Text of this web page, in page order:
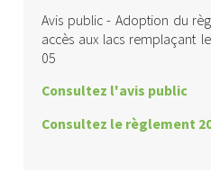
Avis public - Adoption du
accès aux lacs remplaçant
05
Consultez l'avis public
Consultez le règlement